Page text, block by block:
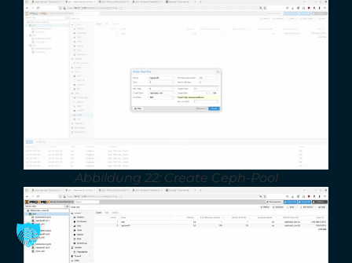
Abbildung 22: Create Ceph-Pool